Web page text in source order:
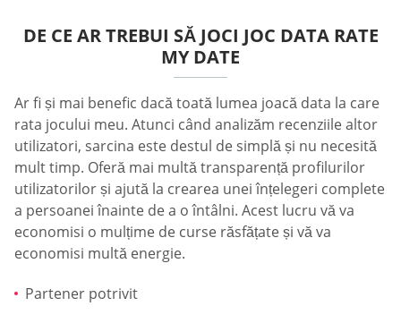
DE CE AR TREBUI SĂ JOCI JOC DATA RATE
MY DATE
Ar fi și mai benefic dacă toată lumea joacă data la care
rata jocului meu. Atunci când analizăm recenziile altor
utilizatori, sarcina este destul de simplă și nu necesită
mult timp. Oferă mai multă transparență profilurilor
utilizatorilor și ajută la crearea unei înțelegeri complete
a persoanei înainte de a o întâlni. Acest lucru vă va
economisi o mulțime de curse răsfățate și vă va
economisi multă energie.
Partener potrivit